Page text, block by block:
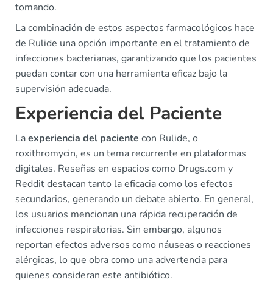
tomando.
La combinación de estos aspectos farmacológicos hace
de Rulide una opción importante en el tratamiento de
infecciones bacterianas, garantizando que los pacientes
puedan contar con una herramienta eficaz bajo la
supervisión adecuada.
Experiencia del Paciente
Laexperiencia del paciente con Rulide, o
roxithromycin, es un tema recurrente en plataformas
digitales. Reseñas en espacios como Drugs.com y
Reddit destacan tanto la eficacia como los efectos
secundarios, generando un debate abierto. En general,
los usuarios mencionan una rápida recuperación de
infecciones respiratorias. Sin embargo, algunos
reportan efectos adversos como náuseas o reacciones
alérgicas, lo que obra como una advertencia para
quienes consideran este antibiótico.